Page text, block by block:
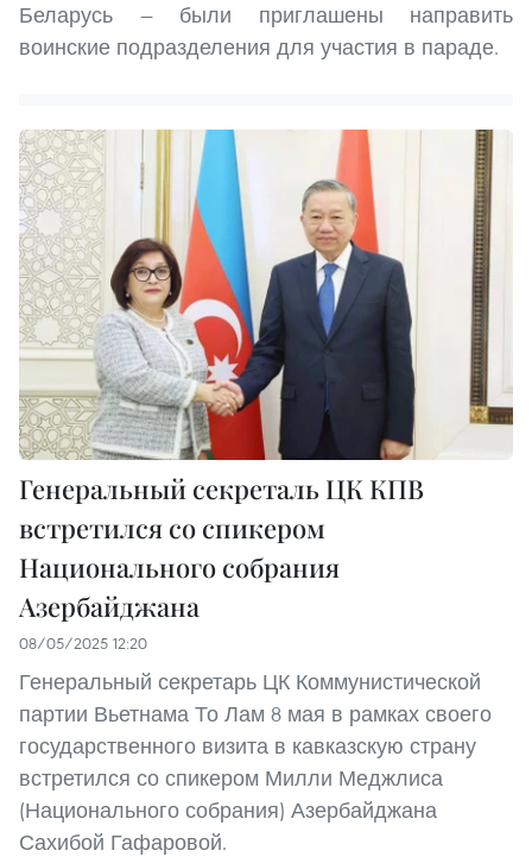
Беларусь — были приглашены направить
воинские подразделения для участия в параде.
Генеральный секреталь ЦК КПВ
встретился со спикером
Национального собрания
Азербайджана
08/05/2025 12:20
Генеральный секретарь ЦК Коммунистической
партии Вьетнама То Лам 8 мая в рамках своего
государственного визита в кавказскую страну
встретился со спикером Милли Меджлиса
(Национального собрания) Азербайджана
Сахибой Гафаровой.